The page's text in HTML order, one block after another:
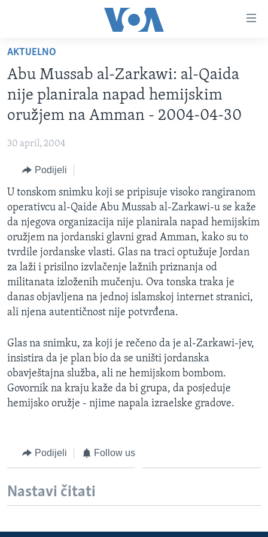
glavni
sadržaj
Pređi
na
glavnu
Idi
pretragu
TV PROGRAM
FOTOGRAFIJE DANA
VIJESTI
SJEDINJENE AMERIČKE DRŽAVE
BOSNA I HERCEGOVINA
SVIJET
NAUKA I TEHNOLOGIJA
SPECIJALNI PROJEKTI
KORUPCIJA
SLOBODA MEDIJA
ŽENSKA STRANA
IZBJEGLIČKA STRANA
MAGAZIN
O GLASU AMERIKE
AKTUELNO
Abu Mussab al-Zarkawi: al-Qaida
nije planirala napad hemijskim
oružjem na Amman - 2004-04-30
30 april, 2004
Podijeli
U tonskom snimku koji se pripisuje visoko rangiranom
operativcu al-Qaide Abu Mussab al-Zarkawi-u se kaže
da njegova organizacija nije planirala napad hemijskim
oružjem na jordanski glavni grad Amman, kako su to
tvrdile jordanske vlasti. Glas na traci optužuje Jordan
za laži i prisilno izvlačenje lažnih priznanja od
militanata izloženih mučenju. Ova tonska traka je
danas objavljena na jednoj islamskoj internet stranici,
ali njena autentičnost nije potvrđena.
Glas na snimku, za koji je rečeno da je al-Zarkawi-jev,
insistira da je plan bio da se uništi jordanska
obavještajna služba, ali ne hemijskom bombom.
Govornik na kraju kaže da bi grupa, da posjeduje
hemijsko oružje - njime napala izraelske gradove.
Podijeli Follow us
Nastavi čitati